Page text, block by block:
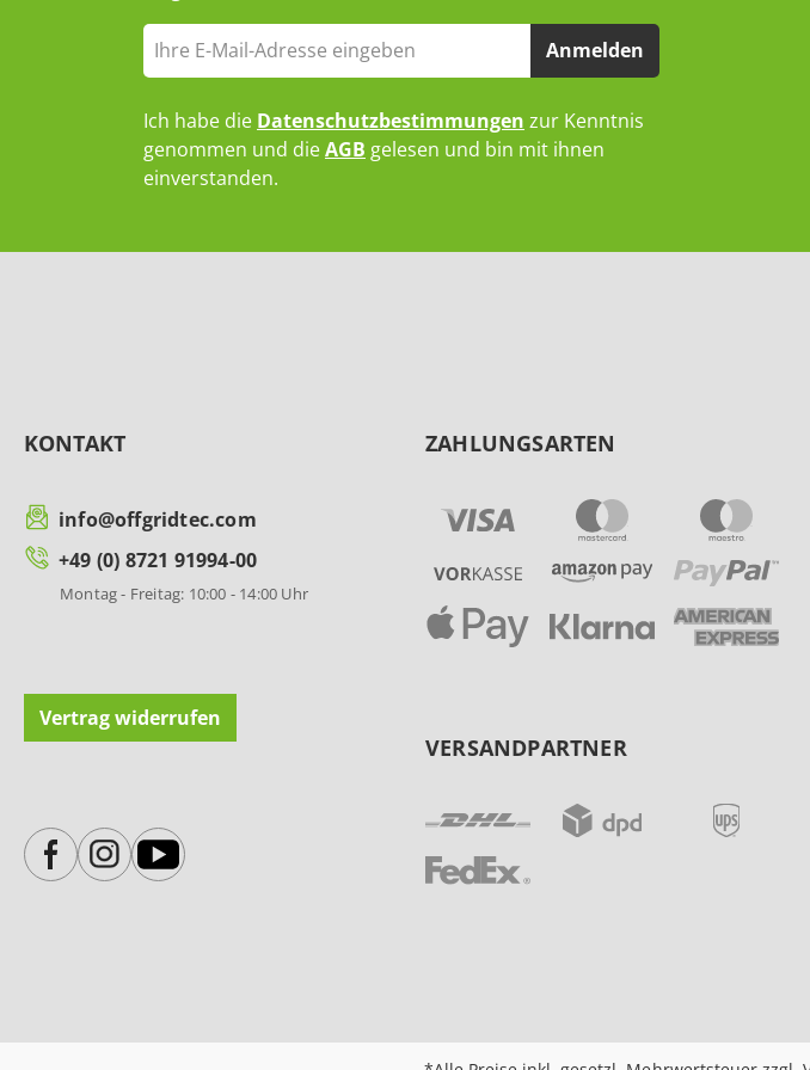
Anmelden
Ich habe die Datenschutzbestimmungen zur Kenntnis
genommen und dieAGB gelesen und bin mit ihnen
einverstanden.
KONTAKT
info@offgridtec.com
+49 (0) 8721 91994-00
Montag - Freitag: 10:00 - 14:00 Uhr
Vertrag widerrufen
ZAHLUNGSARTEN
VERSANDPARTNER